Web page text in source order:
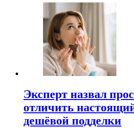
Эксперт назвал
отличить
дешёвой подделки